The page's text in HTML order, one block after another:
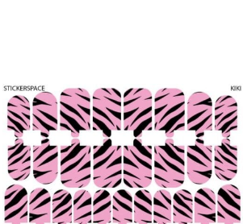
Promo !